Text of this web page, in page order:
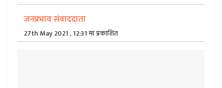
जनप्रभाव संवाददाता
27th May 2021 , 12:31 मा प्रकाशित